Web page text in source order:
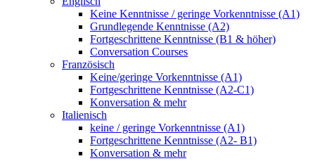
Keine Kenntnisse / geringe Vorkenntnisse (A1)
Grundlegende Kenntnisse (A2)
Fortgeschrittene Kenntnisse (B1 & höher)
Conversation Courses
Französisch
Keine/geringe Vorkenntnisse (A1)
Fortgeschrittene Kenntnisse (A2-C1)
Konversation & mehr
Italienisch
keine / geringe Vorkenntnisse (A1)
Fortgeschrittene Kenntnisse (A2- B1)
Konversation & mehr